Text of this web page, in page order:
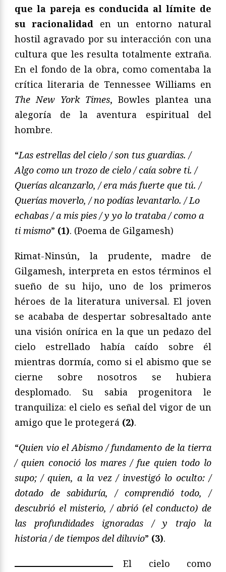
que la pareja es conducida al límite de
su racionalidad en un entorno natural
hostil agravado por su interacción con una
cultura que les resulta totalmente extraña.
En el fondo de la obra, como comentaba la
crítica literaria de Tennessee Williams en
The New York Times, Bowles plantea una
alegoría de la aventura espiritual del
hombre.
“Las estrellas del cielo / son tus guardias. /
Algo como un trozo de cielo / caía sobre ti. /
Querías alcanzarlo, / era más fuerte que tú. /
Querías moverlo, / no podías levantarlo. / Lo
echabas / a mis pies / y yo lo trataba / como a
ti mismo” (1). (Poema de Gilgamesh)
Rimat-Ninsún, la prudente, madre de
Gilgamesh, interpreta en estos términos el
sueño de su hijo, uno de los primeros
héroes de la literatura universal. El joven
se acababa de despertar sobresaltado ante
una visión onírica en la que un pedazo del
cielo estrellado había caído sobre él
mientras dormía, como si el abismo que se
cierne sobre nosotros se hubiera
desplomado. Su sabia progenitora le
tranquiliza: el cielo es señal del vigor de un
amigo que le protegerá (2).
“Quien vio el Abismo / fundamento de la tierra
/ quien conoció los mares / fue quien todo lo
supo; / quien, a la vez / investigó lo oculto: /
dotado de sabiduría, / comprendió todo, /
descubrió el misterio, / abrió (el conducto) de
las profundidades ignoradas / y trajo la
historia / de tiempos del diluvio” (3).
El cielo como